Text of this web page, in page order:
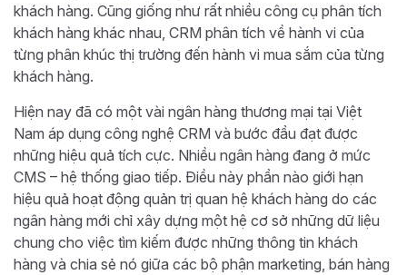
khách hàng. Cũng giống như rất nhiều công cụ phân tích
khách hàng khác nhau, CRM phân tích về hành vi của
từng phân khúc thị trường đến hành vi mua sắm của từng
khách hàng.
Hiện nay đã có một vài ngân hàng thương mại tại Việt
Nam áp dụng công nghệ CRM và bước đầu đạt được
những hiệu quả tích cực. Nhiều ngân hàng đang ở mức
CMS – hệ thống giao tiếp. Điều này phần nào giới hạn
hiệu quả hoạt động quản trị quan hệ khách hàng do các
ngân hàng mới chỉ xây dựng một hệ cơ sở những dữ liệu
chung cho việc tìm kiếm được những thông tin khách
hàng và chia sẻ nó giữa các bộ phận marketing, bán hàng